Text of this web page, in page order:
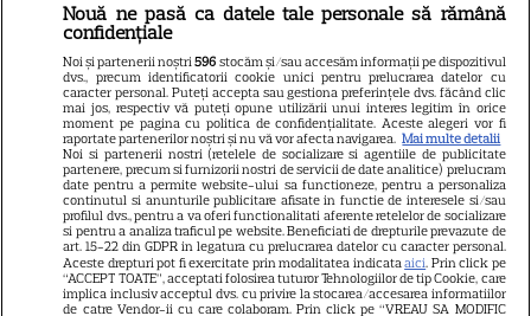
Libertatea
Libertatea pentru femei
GSP
Știri mondene
Avantaje
Elle
Unica
Retete practice
Nouă ne pasă ca datele tale personale să rămână
confidențiale
Noi și partenerii noștri596 stocăm și/sau accesăm informații pe dispozitivul
dvs., precum identificatorii cookie unici pentru prelucrarea datelor cu
caracter personal. Puteți accepta sau gestiona preferințele dvs. făcând clic
mai jos, respectiv vă puteți opune utilizării unui interes legitim în orice
moment pe pagina cu politica de confidențialitate. Aceste alegeri vor fi
raportate partenerilor noștri și nu vă vor afecta navigarea. Mai multe detalii
Noi si partenerii nostri (retelele de socializare si agentiile de publicitate
partenere, precum si furnizorii nostri de servicii de date analitice) prelucram
date pentru a permite website-ului sa functioneze, pentru a personaliza
continutul si anunturile publicitare afisate in functie de interesele si/sau
profilul dvs., pentru a va oferi functionalitati aferente retelelor de socializare
si pentru a analiza traficul pe website. Beneficiati de drepturile prevazute de
art. 15-22 din GDPR in legatura cu prelucrarea datelor cu caracter personal.
Aceste drepturi pot fi exercitate prin modalitatea indicataaici. Prin click pe
“ACCEPT TOATE”, acceptati folosirea tuturor Tehnologiilor de tip Cookie, care
implica inclusiv acceptul dvs. cu privire la stocarea/accesarea informatiilor
de catre Vendor-ii cu care colaboram. Prin click pe “VREAU SA MODIFIC